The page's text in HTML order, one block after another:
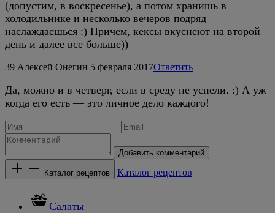
(допустим, в воскресенье), а потом хранишь в
холодильнике и несколько вечеров подряд
наслаждаешься :) Причем, кексы вкуснеют на второй
день и далее все больше))
39 Алексей Онегин 5 февраля 2017Ответить
Да, можно и в четверг, если в среду не успели. :) А уж
когда его есть — это личное дело каждого!
Добавить комментарий
Каталог рецептов Каталог рецептов
Салаты